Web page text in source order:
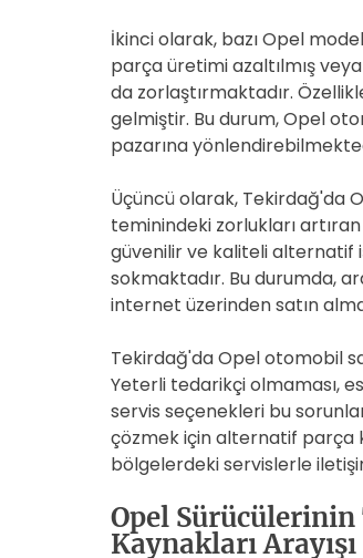
İkinci olarak, bazı Opel
parça üretimi azaltılmış
da zorlaştırmaktadır.
gelmiştir. Bu durum, Opel
pazarına
Üçüncü olarak, Tekirdağ'da
teminindeki zorlukları
güvenilir ve kaliteli alternatif
sokmaktadır. Bu durumda,
internet üzerinden satın
Tekirdağ'da Opel otomobil
Yeterli tedarikçi olmaması,
servis seçenekleri bu
çözmek için alternatif parça
bölgelerdeki servislerle
Opel
Kaynakları Arayışı